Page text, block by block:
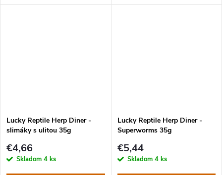
korytnačky.
jaštery.
Lucky Reptile Herp Diner -
slimáky s ulitou 35g
€4,66
Skladom 4 ks
Lucky Reptile Herp Diner -
Superworms 35g
€5,44
Skladom 4 ks